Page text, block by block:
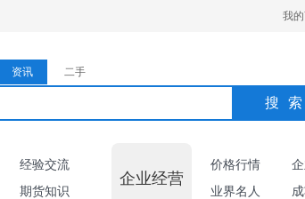
我
资讯 二手
搜索
经验交流
期货知识
企业经营
价格行情
业界名人